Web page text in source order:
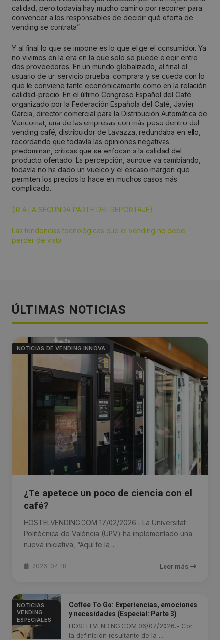
calidad, pero todavía hay mucho camino por recorrer para
convencer a los responsables de decidir qué oferta de
vending se contrata”.
Y al final lo que se impone es lo que elige el consumidor. Ya
no vivimos en la era en la que solo se puede elegir entre
dos proveedores. En un mundo globalizado, al final el
usuario de un servicio prueba, comprara y se queda con lo
que le conviene tanto económicamente como en la relación
calidad-precio. En el último Congreso Español del Café
organizado por la Federación Española del Café, Javier
García, director comercial para la Distribución Automática de
Vendomat, una de las empresas con más peso dentro del
vending café, distribuidor de Lavazza, redundaba en ello,
recordando que todavía las opiniones negativas
predominan, críticas que se enfocan a la calidad del
producto ofertado. La percepción, aunque va cambiando,
todavía no ha dado un vuelco y el escaso margen que
permiten los precios lo hace en muchos casos más
complicado.
(IR A LA SEGUNDA PARTE DEL REPORTAJE)
Las tendencias tecnológicas que el vending no debe
perder de vista
ÚLTIMAS NOTICIAS
NOTICIAS DE VENDING INNOVA
¿Te apetece un poco de ciencia con el
café?
HOSTELVENDING.COM 17/02/2026.- La Universitat
Politécnica de València (UPV) ha implementado una
nueva iniciativa, “Aquí te la ...
2026-02-18 Leer más
NOTICIAS
VENDING
ESPECIALES
Coffee To Go: Experiencias, emociones
y necesidades (Especial: Parte 3)
HOSTELVENDING.COM 06/07/2026.- Con
la definición resultante de la ...